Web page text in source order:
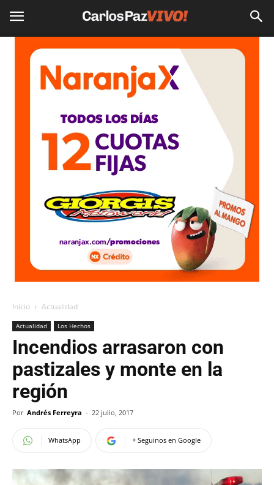
Inicio Actualidad
Actualidad Los Hechos
Incendios arrasaron con
pastizales y monte en la
región
Por Andrés Ferreyra - 22 julio, 2017
WhatsApp + Seguinos en Google